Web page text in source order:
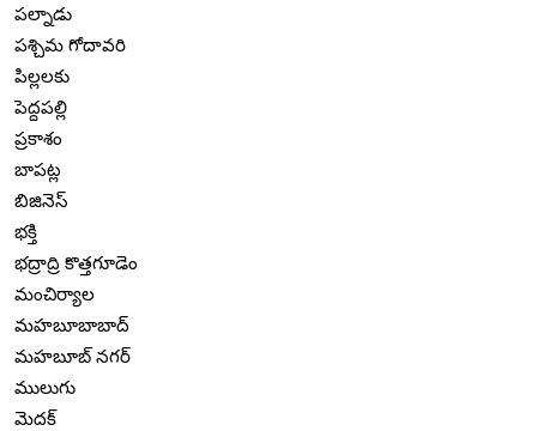
పల్నాడు
పశ్చిమ గోదావరి
పిల్లలకు
పెద్దపల్లి
ప్రకాశం
బాపట్ల
బిజినెస్
భక్తి
భద్రాద్రి కొత్తగూడెం
మంచిర్యాల
మహబూబాబాద్
మహబూబ్ నగర్
ములుగు
మెదక్